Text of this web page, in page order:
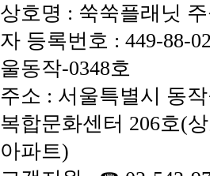
상호명 : 쑥쑥플래닛
자 등록번호 : 449-88-
울동작-0348호
주소 : 서울특별시 동
복합문화센터 206호(
아파트)